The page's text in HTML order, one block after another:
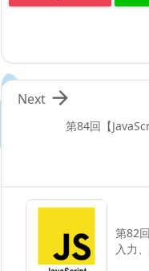
第84回【

Next
第82
入力